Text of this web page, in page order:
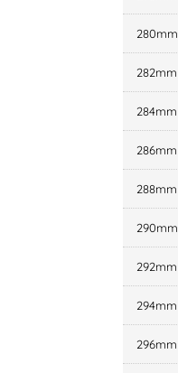
280mm
282mm
284mm
286mm
288mm
290mm
292mm
294mm
296mm